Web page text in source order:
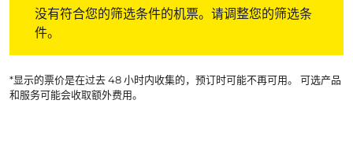
没有符合您的筛选条件的机票。请调整您的筛选条
件。
*显示的票价是在过去 48 小时内收集的，预订时可能不再可用。 可选产品
和服务可能会收取额外费用。